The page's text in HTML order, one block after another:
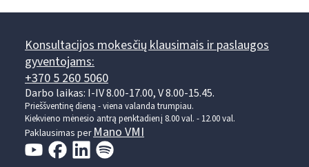
Konsultacijos mokesčių klausimais ir paslaugos
gyventojams:
+370 5 260 5060
Darbo laikas: I-IV 8.00-17.00, V 8.00-15.45.
Prieššventinę dieną - viena valanda trumpiau.
Kiekvieno mėnesio antrą penktadienį 8.00 val. - 12.00 val.
Paklausimas perMano VMI